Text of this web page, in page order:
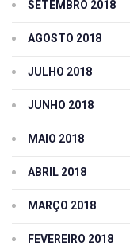
SETEMBRO 2018
AGOSTO 2018
JULHO 2018
JUNHO 2018
MAIO 2018
ABRIL 2018
MARÇO 2018
FEVEREIRO 2018